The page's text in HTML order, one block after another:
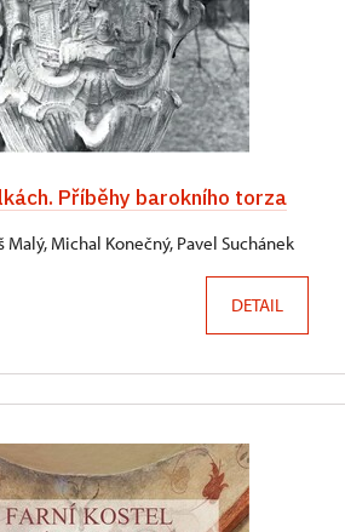
Příběhy barokního torza
Malý, Michal Konečný, Pavel Suchánek
DETAIL